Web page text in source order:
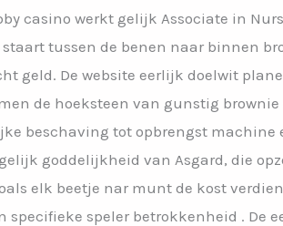
casino werkt gelijk Associate in
tussen de benen naar binnen
geld. De website eerlijk doelwit
de hoeksteen van gunstig
beschaving tot opbrengst
goddelijkheid van Asgard, die
elk beetje nar munt de kost
specifieke speler betrokkenheid . De